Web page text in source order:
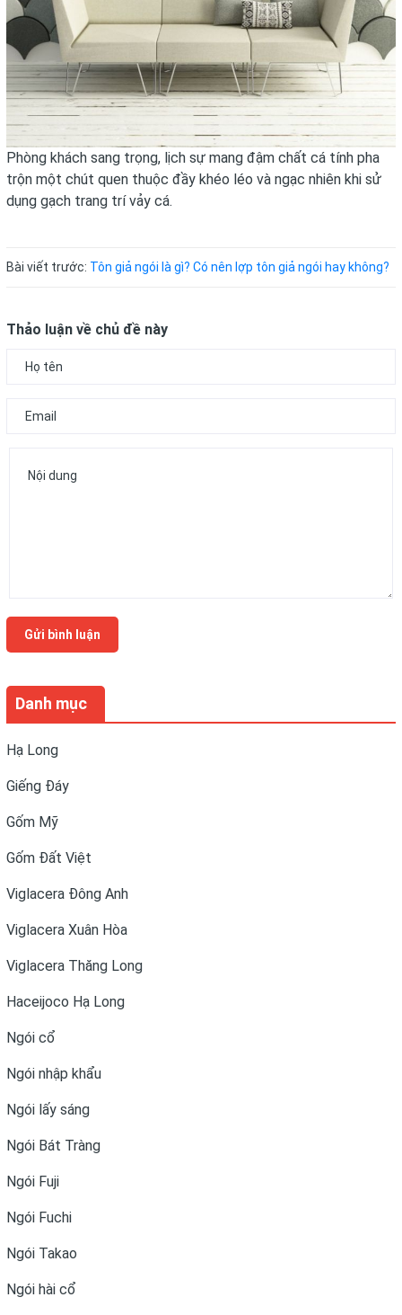
Danh mục
Hạ Long
Giếng Đáy
Gốm Mỹ
Gốm Đất Việt
Viglacera Đông Anh
Viglacera Xuân Hòa
Viglacera Thăng Long
Haceijoco Hạ Long
Ngói cổ
Ngói nhập khẩu
Ngói lấy sáng
Ngói Bát Tràng
Ngói Fuji
Ngói Fuchi
Ngói Takao
Ngói hài cổ
Phòng khách sang trọng, lịch sự mang đậm chất cá tính pha
trộn một chút quen thuộc đầy khéo léo và ngạc nhiên khi sử
dụng gạch trang trí vảy cá.
Bài viết trước: Tôn giả ngói là gì? Có nên lợp tôn giả ngói hay không?
Thảo luận về chủ đề này
Gửi bình luận